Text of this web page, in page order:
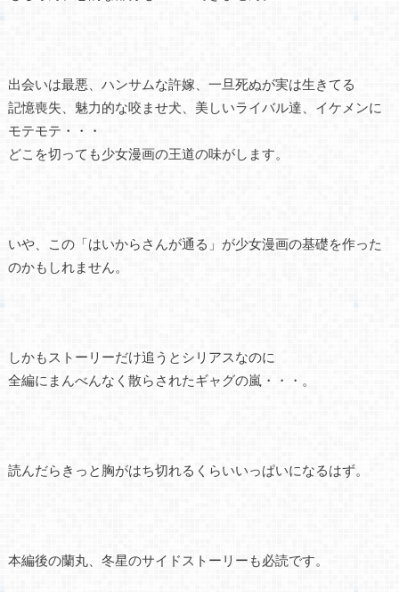
出会いは最悪、ハンサムな許嫁、一旦死ぬが実は生きてる
記憶喪失、魅力的な咬ませ犬、美しいライバル達、イケメンに
モテモテ・・・
どこを切っても少女漫画の王道の味がします。
いや、この「はいからさんが通る」が少女漫画の基礎を作った
のかもしれません。
しかもストーリーだけ追うとシリアスなのに
全編にまんべんなく散らされたギャグの嵐・・・。
読んだらきっと胸がはち切れるくらいいっぱいになるはず。
本編後の蘭丸、冬星のサイドストーリーも必読です。